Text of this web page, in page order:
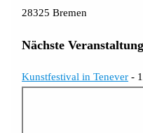
28325 Bremen
Nächste Veranstaltung
Kunstfestival in Tenever -